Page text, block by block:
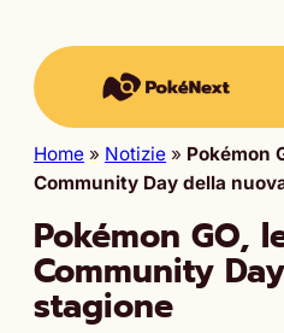
Home » Notizie » Pokémon
Community Day della
Pokémon GO,
Community
stagione